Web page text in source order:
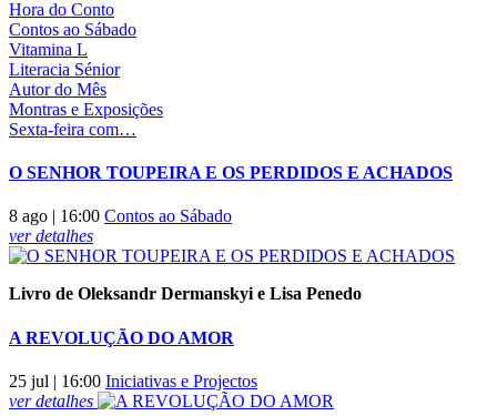
Hora do Conto
Contos ao Sábado
Vitamina L
Literacia Sénior
Autor do Mês
Montras e Exposições
Sexta-feira com…
O SENHOR TOUPEIRA E OS PERDIDOS E ACHADOS
8 ago | 16:00 Contos ao Sábado
ver detalhes
Livro de Oleksandr Dermanskyi e Lisa Penedo
A REVOLUÇÃO DO AMOR
25 jul | 16:00 Iniciativas e Projectos
ver detalhes